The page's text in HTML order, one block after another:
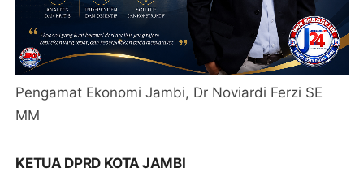
Pengamat Ekonomi Jambi, Dr Noviardi Ferzi SE
MM
KETUA DPRD KOTA JAMBI